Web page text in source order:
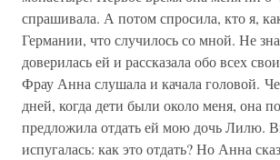
спрашивала. А потом спросила, кто я,
Германии, что случилось со мной. Не
доверилась ей и рассказала обо всех
Фрау Анна слушала и качала головой.
дней, когда дети были около меня, она
предложила отдать ей мою дочь Лилю.
испугалась: как это отдать? Но Анна